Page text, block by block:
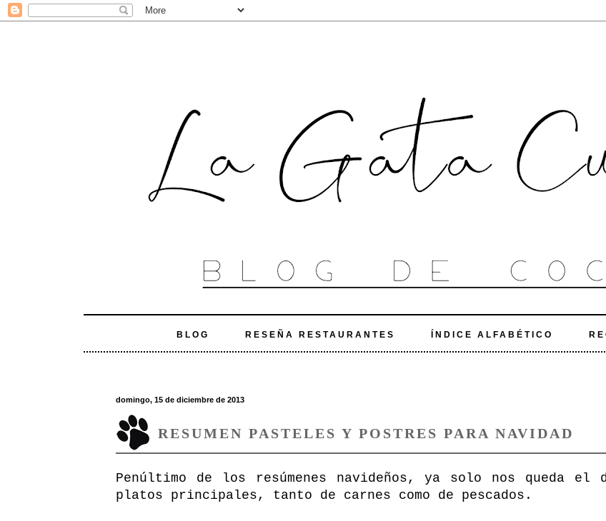
BLOG RESEÑA RESTAURANTES ÍNDICE ALFABÉTICO
domingo, 15 de diciembre de 2013
RESUMEN PASTELES Y POSTRES PARA NAVIDAD
Penúltimo de los resúmenes navideños, ya solo nos queda el
platos principales, tanto de carnes como de pescados.